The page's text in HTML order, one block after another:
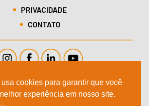
PRIVACIDADE
CONTATO
Cardoso, 4777,
11º Andar / Villa-
São Paulo,CEP: 05477-902
usa cookies para garantir que você
experiência em nosso site.